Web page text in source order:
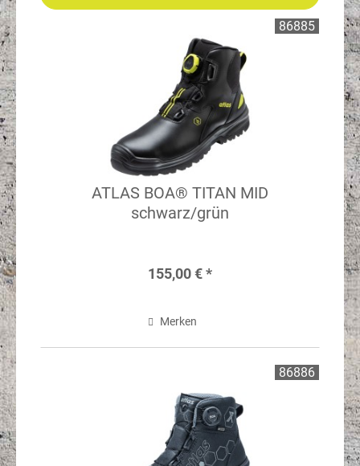
ATLAS BOA® TITAN MID
schwarz/grün
155,00 € *
Merken
86885
86886